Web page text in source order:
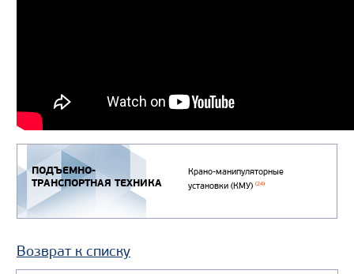
Возврат к списку